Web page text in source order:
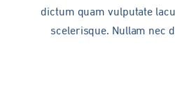
dictum quam vulputate
scelerisque. Nullam